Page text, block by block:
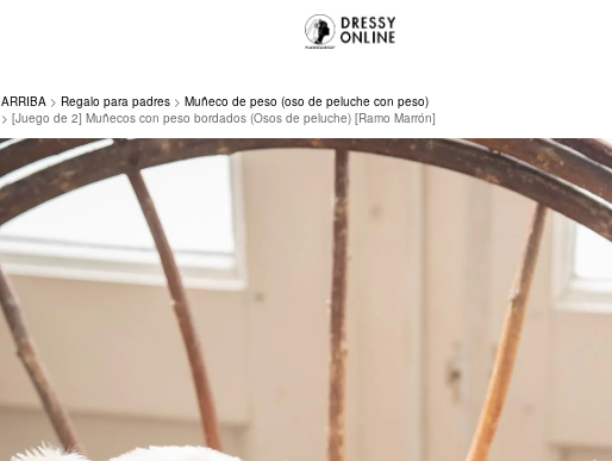
ARRIBA Regalo para padres
Muñeco de peso (oso de peluche con peso)
[Juego de 2] Muñecos con peso bordados (Osos de peluche) [Ramo Marrón]